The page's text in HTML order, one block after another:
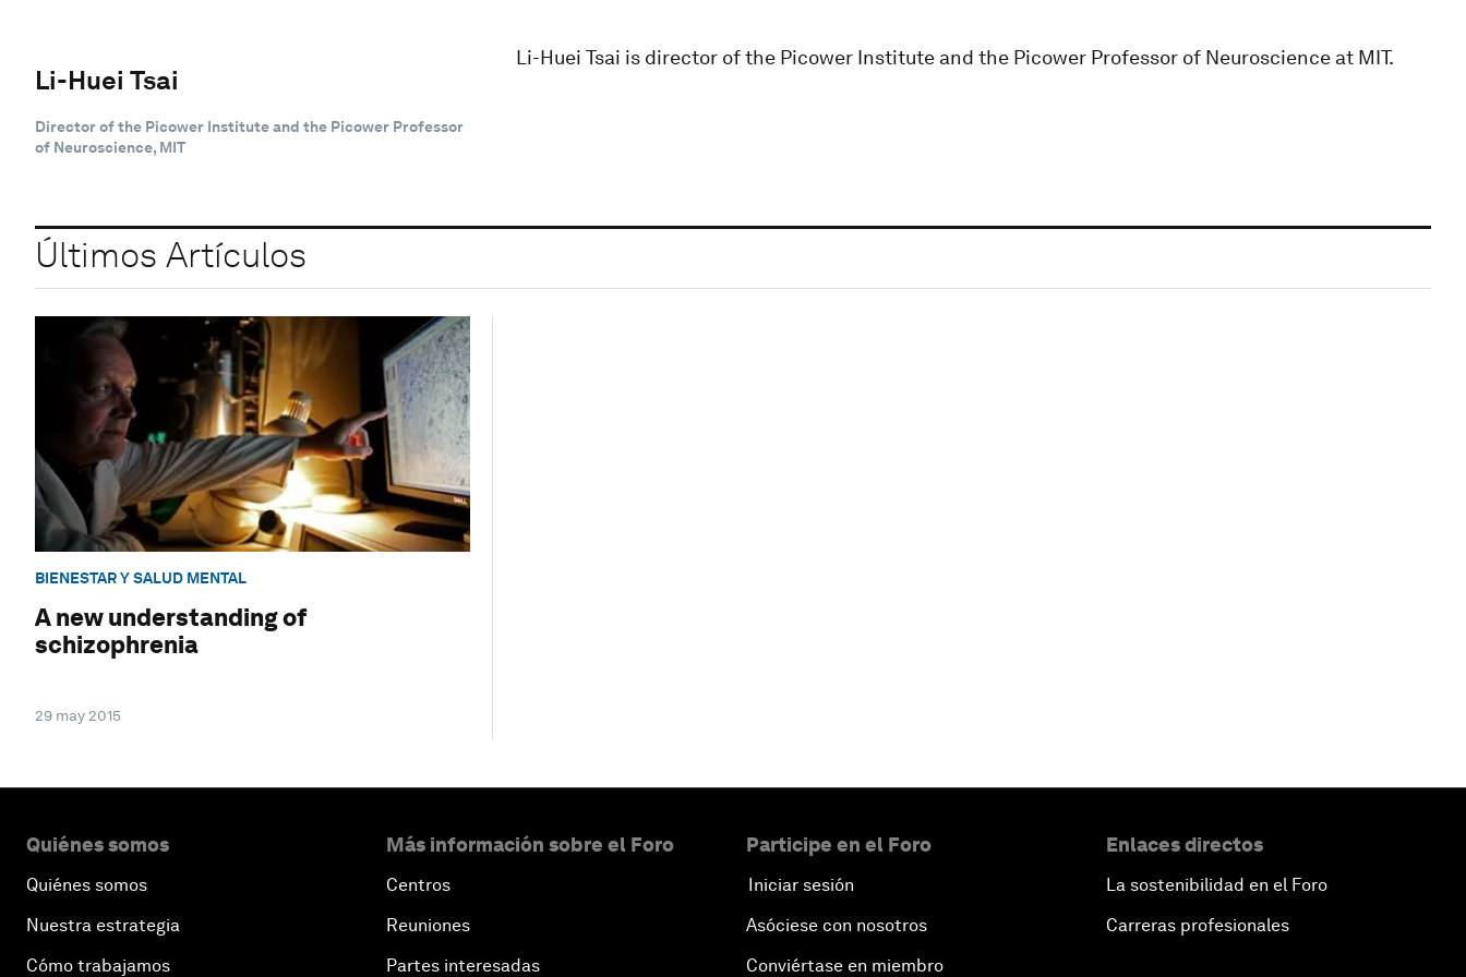
Li-Huei Tsai
Director of the Picower Institute and the Picower Professor
of Neuroscience, MIT
Li-Huei Tsai is director of the Picower Institute and the Picower Professor of Neuroscience at MIT.
Últimos Artículos
BIENESTAR Y SALUD MENTAL
A new understanding of
schizophrenia
29 may 2015
Quiénes somos
Quiénes somos
Nuestra estrategia
Cómo trabajamos
Más información sobre el Foro
Centros
Reuniones
Partes interesadas
Participe en el Foro
Iniciar sesión
Asóciese con nosotros
Conviértase en miembro
Enlaces directos
La sostenibilidad en el Foro
Carreras profesionales